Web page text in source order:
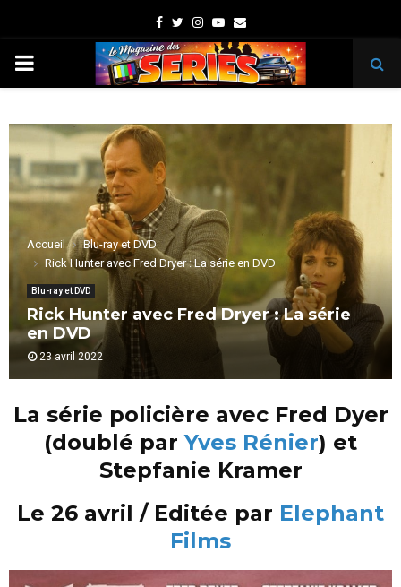
Facebook
TwitterInstagram
Youtube
Email
PRIMARY
Accueil
Blu-ray et DVD
Rick Hunter avec Fred Dryer : La série en DVD
Blu-ray et DVD
Rick Hunter avec Fred Dryer : La série
en DVD
23 avril 2022
La série policière avec Fred Dyer
(doublé parYves Rénier) et
Stepfanie Kramer
Le 26 avril / Editée par Elephant
Films